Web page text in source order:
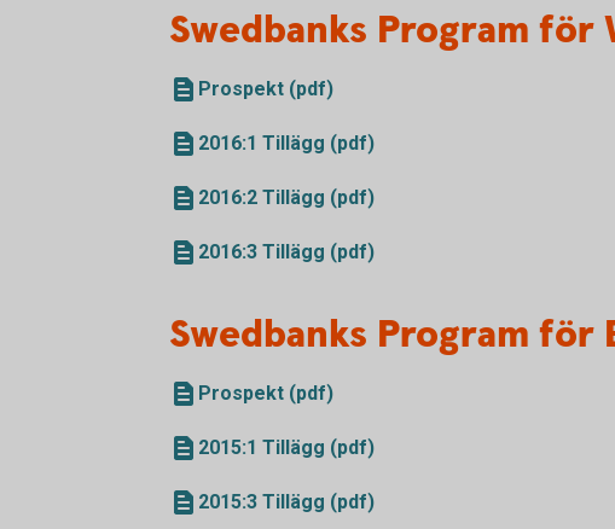
Swedbanks Program
Prospekt (pdf)
2016:1 Tillägg (pdf)
2016:2 Tillägg (pdf)
2016:3 Tillägg (pdf)
Swedbanks Program för
Prospekt (pdf)
2015:1 Tillägg (pdf)
2015:3 Tillägg (pdf)